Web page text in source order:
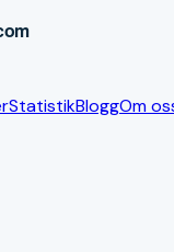
StatistikBloggOm